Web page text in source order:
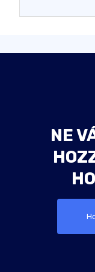
NE